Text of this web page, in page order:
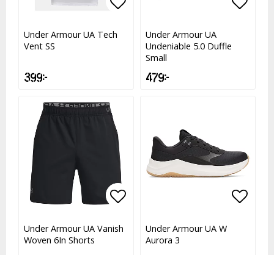
Lägg till i favoritlistan
Lägg till i favoritlistan
Under Armour UA Tech
Vent SS
399 kr
Under Armour UA
Undeniable 5.0 Duffle
Small
479 kr
Lägg till i favoritlistan
Lägg till i favoritlistan
Under Armour UA Vanish
Woven 6In Shorts
Under Armour UA W
Aurora 3